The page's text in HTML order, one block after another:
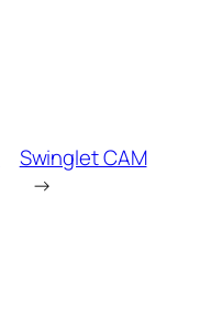
Swinglet CAM
→